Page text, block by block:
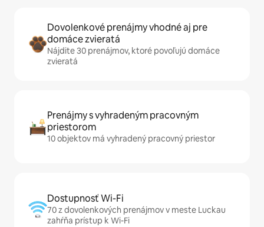
Dovolenkové prenájmy vhodné aj pre
domáce zvieratá
Nájdite 30 prenájmov, ktoré povoľujú domáce
zvieratá
Prenájmy s vyhradeným pracovným
priestorom
10 objektov má vyhradený pracovný priestor
Dostupnosť Wi-Fi
70 z dovolenkových prenájmov v meste Luckau
zahŕňa prístup k Wi-Fi